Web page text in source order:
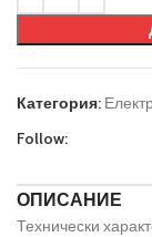
Категория:
Follow:
ОПИСАНИЕ
Технически